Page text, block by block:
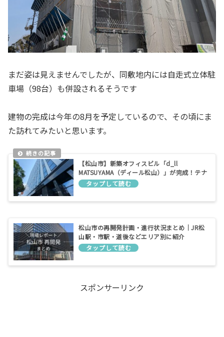
まだ姿は見えませんでしたが、同敷地内には自走式立体駐
車場（98台）も併設されるそうです
建物の完成は今年の8月を予定しているので、その頃にま
た訪れてみたいと思います。
【松山市】新築オフィスビル「d_ll
MATSUYAMA（ディール松山）」が完成！テナ
ント・駐車場情報まとめ
松山市の再開発計画・進行状況まとめ｜JR松
山駅・市駅・道後などエリア別に紹介
スポンサーリンク